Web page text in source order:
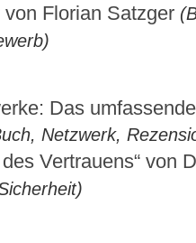
von Florian Satzger
Das
Netzwerk,
Vertrauens“ von